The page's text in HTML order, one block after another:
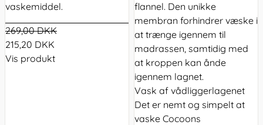
vaskemiddel.
269,00 DKK
215,20 DKK
Vis produkt
flannel. Den unikke
membran forhindrer væske i
at trænge igennem til
madrassen, samtidig med
at kroppen kan ånde
igennem lagnet.
Vask af vådliggerlagenet
Det er nemt og simpelt at
vaske Cocoons